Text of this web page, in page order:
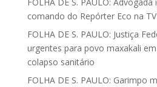
comando do Repórter Eco na
FOLHA DE S. PAULO: Justiça
urgentes para povo maxakali
colapso sanitário
FOLHA DE S. PAULO: Garimpo